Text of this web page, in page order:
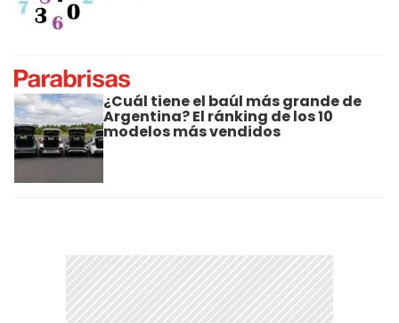
¿Cuál tiene el baúl más grande de
Argentina? El ránking de los 10
modelos más vendidos